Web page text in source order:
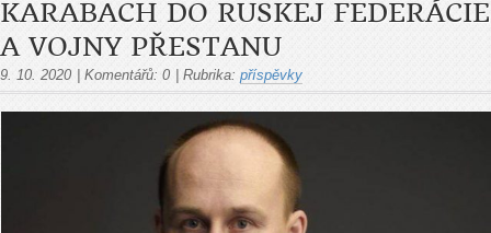
KARABACH DO RUSKEJ FEDERÁCIE
A VOJNY PŘESTANU
9. 10. 2020 Komentářů: 0 Rubrika: příspěvky